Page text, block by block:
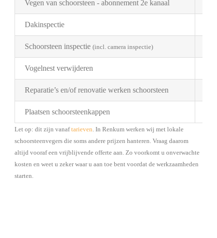
Vegen van schoorsteen - abonnement 2e kanaal
Dakinspectie
Schoorsteen inspectie (incl. camera inspectie)
Vogelnest verwijderen
Reparatie’s en/of renovatie werken schoorsteen
Plaatsen schoorsteenkappen
Let op: dit zijn vanaftarieven . In Renkum werken wij met lokale
schoorsteenvegers die soms andere prijzen hanteren. Vraag daarom
altijd vooraf een vrijblijvende offerte aan. Zo voorkomt u onverwachte
kosten en weet u zeker waar u aan toe bent voordat de werkzaamheden
starten.